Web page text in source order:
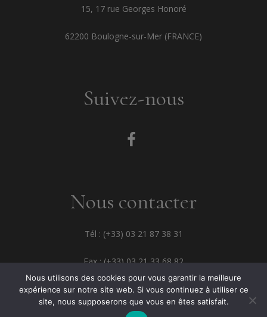
15, 17 rue Georges Honoré
62200 Boulogne-sur-Mer (FRANCE)
Suivez-nous
Nous contacter
Tél : (+33) 03 21 87 38 31
Fax : (+33) 03 21 33 68 82
Mentions légales
Nous utilisons des cookies pour vous garantir la meilleure
expérience sur notre site web. Si vous continuez à utiliser ce
site, nous supposerons que vous en êtes satisfait.